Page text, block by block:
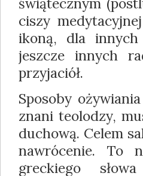
ciszy
ikoną, dla
jeszcze innych
przyjaciół.
Sposoby
znani teolodzy,
duchową. Celem
nawrócenie. To
greckiego